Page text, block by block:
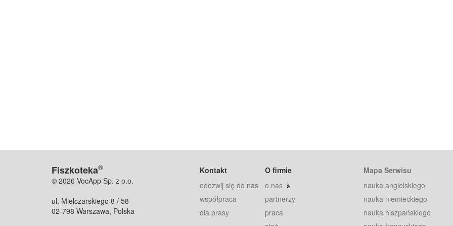
Fiszkoteka®
© 2026 VocApp Sp. z o.o.
ul. Mielczarskiego 8 / 58
02-798 Warszawa, Polska
Kontakt
odezwij się do nas
współpraca
dla prasy
O firmie
o nas
partnerzy
praca
Mapa Serwisu
nauka angielskiego
nauka niemieckiego
nauka hiszpańskiego